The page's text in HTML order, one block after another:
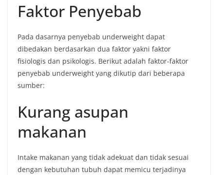
Faktor Penyebab
Pada dasarnya penyebab underweight dapat
dibedakan berdasarkan dua faktor yakni faktor
fisiologis dan psikologis. Berikut adalah faktor-faktor
penyebab underweight yang dikutip dari beberapa
sumber:
Kurang asupan
makanan
Intake makanan yang tidak adekuat dan tidak sesuai
dengan kebutuhan tubuh dapat memicu terjadinya